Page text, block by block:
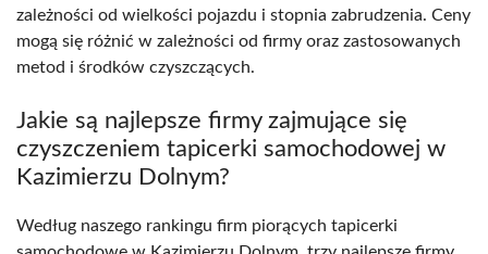
zależności od wielkości pojazdu i stopnia zabrudzenia. Ceny
mogą się różnić w zależności od firmy oraz zastosowanych
metod i środków czyszczących.
Jakie są najlepsze firmy zajmujące się
czyszczeniem tapicerki samochodowej w
Kazimierzu Dolnym?
Według naszego rankingu firm piorących tapicerki